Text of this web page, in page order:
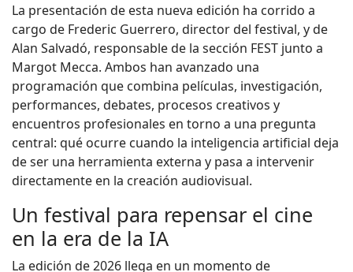
La presentación de esta nueva edición ha corrido a
cargo de Frederic Guerrero, director del festival, y de
Alan Salvadó, responsable de la sección FEST junto a
Margot Mecca. Ambos han avanzado una
programación que combina películas, investigación,
performances, debates, procesos creativos y
encuentros profesionales en torno a una pregunta
central: qué ocurre cuando la inteligencia artificial deja
de ser una herramienta externa y pasa a intervenir
directamente en la creación audiovisual.
Un festival para repensar el cine
en la era de la IA
La edición de 2026 llega en un momento de